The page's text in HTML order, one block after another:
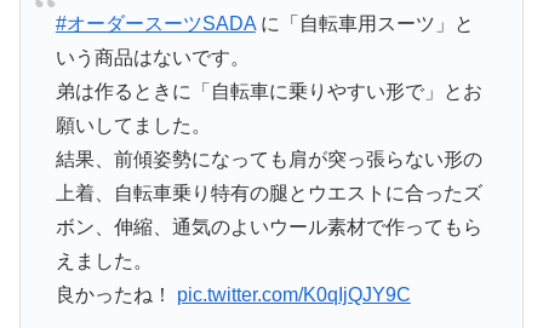
#オーダースーツSADAに「自転車用スーツ」と
いう商品はないです。
弟は作るときに「自転車に乗りやすい形で」とお
願いしてました。
結果、前傾姿勢になっても肩が突っ張らない形の
上着、自転車乗り特有の腿とウエストに合ったズ
ボン、伸縮、通気のよいウール素材で作ってもら
えました。
良かったね！ pic.twitter.com/K0qIjQJY9C